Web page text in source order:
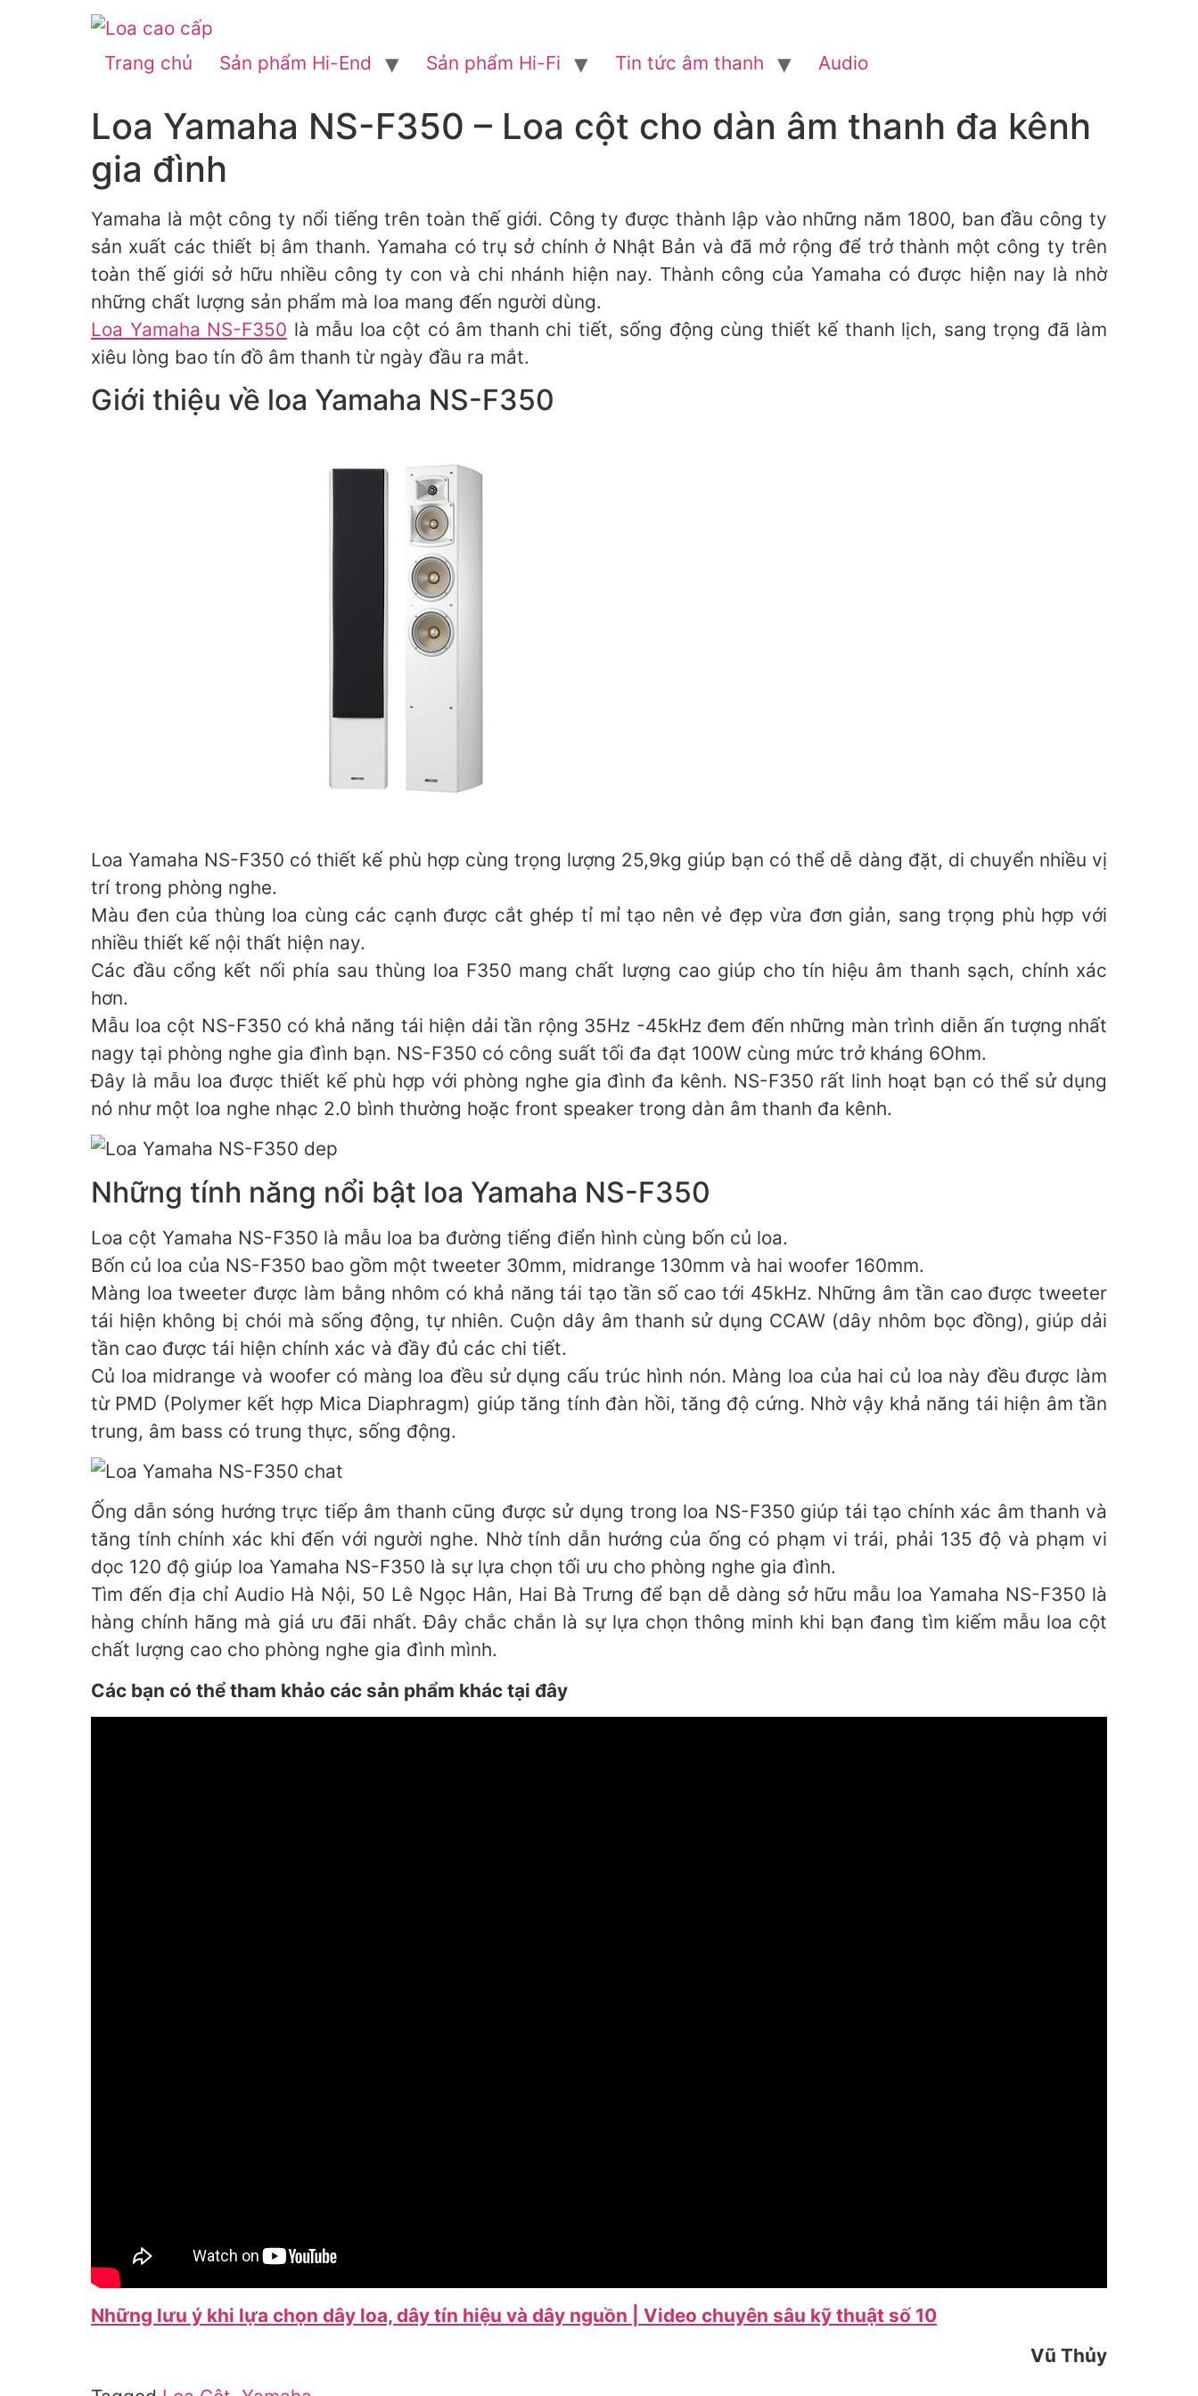
Trang chủ Sản phẩm Hi-End Sản phẩm Hi-Fi Tin tức âm thanh Audio
Loa Yamaha NS-F350 – Loa cột cho dàn âm thanh đa kênh
gia đình
Yamaha là một công ty nổi tiếng trên toàn thế giới. Công ty được thành lập vào những năm 1800, ban đầu công ty
sản xuất các thiết bị âm thanh. Yamaha có trụ sở chính ở Nhật Bản và đã mở rộng để trở thành một công ty trên
toàn thế giới sở hữu nhiều công ty con và chi nhánh hiện nay. Thành công của Yamaha có được hiện nay là nhờ
những chất lượng sản phẩm mà loa mang đến người dùng.
Loa Yamaha NS-F350 là mẫu loa cột có âm thanh chi tiết, sống động cùng thiết kế thanh lịch, sang trọng đã làm
xiêu lòng bao tín đồ âm thanh từ ngày đầu ra mắt.
Giới thiệu về loa Yamaha NS-F350
Loa Yamaha NS-F350 có thiết kế phù hợp cùng trọng lượng 25,9kg giúp bạn có thể dễ dàng đặt, di chuyển nhiều vị
trí trong phòng nghe.
Màu đen của thùng loa cùng các cạnh được cắt ghép tỉ mỉ tạo nên vẻ đẹp vừa đơn giản, sang trọng phù hợp với
nhiều thiết kế nội thất hiện nay.
Các đầu cổng kết nối phía sau thùng loa F350 mang chất lượng cao giúp cho tín hiệu âm thanh sạch, chính xác
hơn.
Mẫu loa cột NS-F350 có khả năng tái hiện dải tần rộng 35Hz -45kHz đem đến những màn trình diễn ấn tượng nhất
nagy tại phòng nghe gia đình bạn. NS-F350 có công suất tối đa đạt 100W cùng mức trở kháng 6Ohm.
Đây là mẫu loa được thiết kế phù hợp với phòng nghe gia đình đa kênh. NS-F350 rất linh hoạt bạn có thể sử dụng
nó như một loa nghe nhạc 2.0 bình thường hoặc front speaker trong dàn âm thanh đa kênh.
Những tính năng nổi bật loa Yamaha NS-F350
Loa cột Yamaha NS-F350 là mẫu loa ba đường tiếng điển hình cùng bốn củ loa.
Bốn củ loa của NS-F350 bao gồm một tweeter 30mm, midrange 130mm và hai woofer 160mm.
Màng loa tweeter được làm bằng nhôm có khả năng tái tạo tần số cao tới 45kHz. Những âm tần cao được tweeter
tái hiện không bị chói mà sống động, tự nhiên. Cuộn dây âm thanh sử dụng CCAW (dây nhôm bọc đồng), giúp dải
tần cao được tái hiện chính xác và đầy đủ các chi tiết.
Củ loa midrange và woofer có màng loa đều sử dụng cấu trúc hình nón. Màng loa của hai củ loa này đều được làm
từ PMD (Polymer kết hợp Mica Diaphragm) giúp tăng tính đàn hồi, tăng độ cứng. Nhờ vậy khả năng tái hiện âm tần
trung, âm bass có trung thực, sống động.
Ống dẫn sóng hướng trực tiếp âm thanh cũng được sử dụng trong loa NS-F350 giúp tái tạo chính xác âm thanh và
tăng tính chính xác khi đến với người nghe. Nhờ tính dẫn hướng của ống có phạm vi trái, phải 135 độ và phạm vi
dọc 120 độ giúp loa Yamaha NS-F350 là sự lựa chọn tối ưu cho phòng nghe gia đình.
Tìm đến địa chỉ Audio Hà Nội, 50 Lê Ngọc Hân, Hai Bà Trưng để bạn dễ dàng sở hữu mẫu loa Yamaha NS-F350 là
hàng chính hãng mà giá ưu đãi nhất. Đây chắc chắn là sự lựa chọn thông minh khi bạn đang tìm kiếm mẫu loa cột
chất lượng cao cho phòng nghe gia đình mình.
Các bạn có thể tham khảo các sản phẩm khác tại đây
Những lưu ý khi lựa chọn dây loa, dây tín hiệu và dây nguồn | Video chuyên sâu kỹ thuật số 10
Vũ Thủy